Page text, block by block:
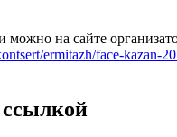
можно на сайте
ermitazh/face-kazan-